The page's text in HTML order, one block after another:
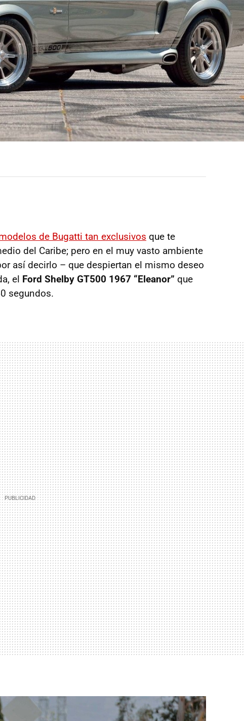
de Bugatti tan exclusivos que te
del Caribe; pero en el muy vasto ambiente
así decirlo – que despiertan el mismo deseo
el Ford Shelby GT500 1967 “Eleanor” que
segundos.